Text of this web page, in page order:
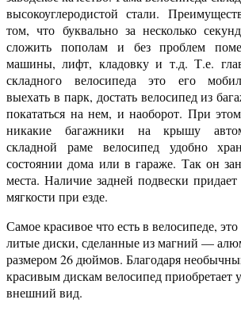
высокоуглеродистой стали.
том, что буквально за несколько
сложить пополам и без проблем
машины, лифт, кладовку и т.д. Т.е.
складного велосипеда это его
выехать в парк, достать велосипед из
покататься на нем, и наоборот. При
никакие багажники на крышу
складной раме велосипед удобно
состоянии дома или в гараже. Так он
места. Наличие задней подвески
мягкости при езде.
Самое красивое что есть в велосипеде,
литые диски, сделанные из магний —
размером 26 дюймов. Благодаря
красивым дискам велосипед приобретает
внешний вид.